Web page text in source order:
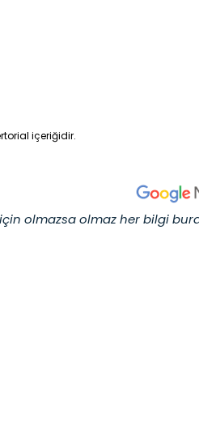
içeriğidir.
için olmazsa olmaz her bilgi